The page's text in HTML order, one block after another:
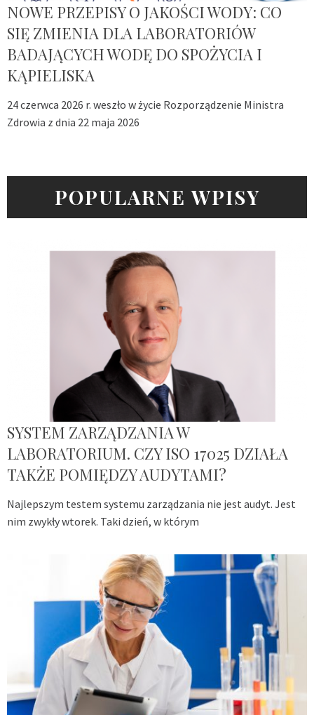
NOWE PRZEPISY O JAKOŚCI WODY: CO
SIĘ ZMIENIA DLA LABORATORIÓW
BADAJĄCYCH WODĘ DO SPOŻYCIA I
KĄPIELISKA
24 czerwca 2026 r. weszło w życie Rozporządzenie Ministra
Zdrowia z dnia 22 maja 2026
POPULARNE WPISY
SYSTEM ZARZĄDZANIA W
LABORATORIUM. CZY ISO 17025 DZIAŁA
TAKŻE POMIĘDZY AUDYTAMI?
Najlepszym testem systemu zarządzania nie jest audyt. Jest
nim zwykły wtorek. Taki dzień, w którym